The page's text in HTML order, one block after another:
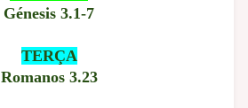
Génesis 3.1-7
TERÇA
Romanos 3.23